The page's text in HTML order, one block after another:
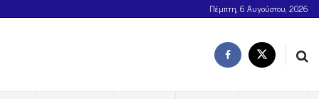
Πέμπτη, 6 Αυγούστου, 2026